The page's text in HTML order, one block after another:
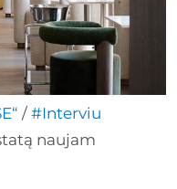
/ #Interviu
naujam